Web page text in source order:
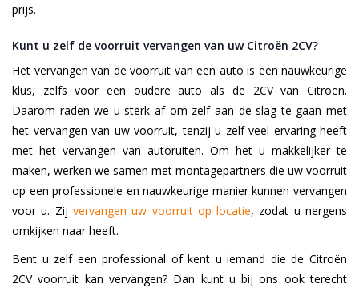
prijs.
Kunt u zelf de voorruit vervangen van uw Citroën 2CV?
Het vervangen van de voorruit van een auto is een nauwkeurige
klus, zelfs voor een oudere auto als de 2CV van Citroën.
Daarom raden we u sterk af om zelf aan de slag te gaan met
het vervangen van uw voorruit, tenzij u zelf veel ervaring heeft
met het vervangen van autoruiten. Om het u makkelijker te
maken, werken we samen met montagepartners die uw voorruit
op een professionele en nauwkeurige manier kunnen vervangen
voor u. Zij vervangen uw voorruit op locatie, zodat u nergens
omkijken naar heeft.
Bent u zelf een professional of kent u iemand die de Citroën
2CV voorruit kan vervangen? Dan kunt u bij ons ook terecht